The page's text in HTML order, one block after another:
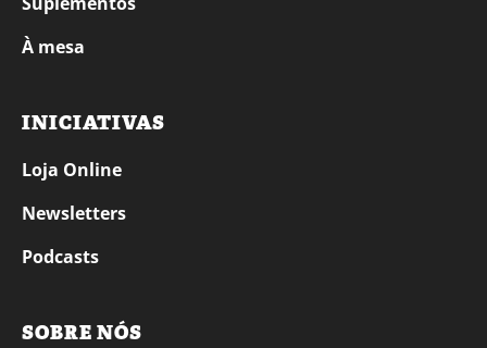
À mesa
INICIATIVAS
Loja Online
Newsletters
Podcasts
SOBRE NÓS